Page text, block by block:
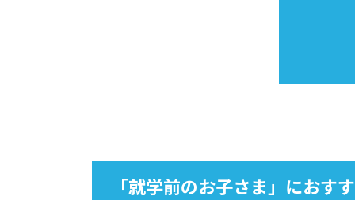
「就学前のお子さま」におす